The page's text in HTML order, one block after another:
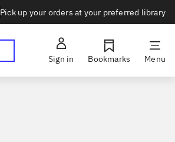
Pick up your orders at your preferred library
Sign in Bookmarks Menu